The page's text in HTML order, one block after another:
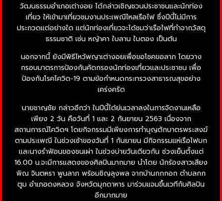
วัฒนธรรมอำเภอเต่างอย ได้กล่าวเชิญชวนประชาชนและนักท่อง
เที่ยว ให้เข้ามาเที่ยวชมงานประเพณีไหลเรือไฟ ซึ่งปีนี้ไม่มีการ
ประกวดแต่อย่างใด แต่นักท่องเที่ยวจะได้ชมว่าเรือไฟที่ทำจากวัสดุ
ธรรมชาติ เช่น หญ้าคา ใบลาน ใบตอง เป็นต้น
นอกจากนี้ ยังมีพิธีไหว้พญาเต่างอยเพื่อขอโชคขอลาภ โดยวาง
กรอบมาตรการป้องกันคัดกรองนักท่องเที่ยวและประชาชน เพื่อ
ป้องกันโรคโควิด-19 ตามข้อกำหนดกระทรวงสาธารณสุขอย่าง
เคร่งครัด
นายชาญชัย กล่าวอีกว่า ในปีนี้ได้ย่นเวลาลงในการจัดงานเหลือ
เพียง 2 วัน คือวันที่ 1 และ 2 กันยายน 2563 เนื่องจาก
สถานการณ์โควิดฯ โดยกิจกรรมมีเพียงการทำบุญตักบาตรพระสงฆ์
ตามประเพณี ในช่วงเช้าของวันที่ 1 กันยายน มีกิจกรรมแห่เรือไฟบก
และนางรำฟ้อนของชนเผ่า ในช่วงบ่ายวันเดียวกัน ช่วงเย็นตั้งแต่
16.00 น.จะมีการแสดงของศิลปินมากมาย นำโดย นักร้องสาวเสียง
พิณ จินตหรา พูนลาภ พร้อมชิญลุงพล จากบ้านกกกอก ตำบลกก
ตูม อำเภอดงหลวง จังหวัดมุกดาหาร มาร่วมแจมขึ้นเวทีกับศิลปิน
อีกมากมาย